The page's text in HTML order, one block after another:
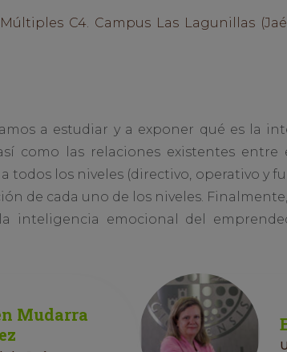
C4. Campus Las Lagunillas
a estudiar y a exponer qué es la
como las relaciones existentes entre
todos los niveles (directivo, operativo y
de cada uno de los niveles.
inteligencia emocional del
Mudarra